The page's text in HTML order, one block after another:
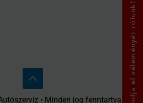
Mondja el véleményét rólunk!
• Minden jog fenntartva! •